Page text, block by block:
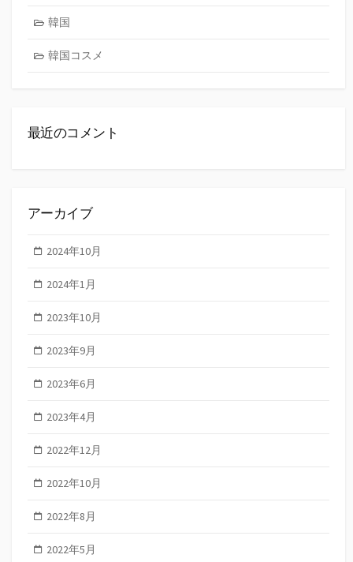
韓国
韓国コスメ
最近のコメント
アーカイブ
2024年10月
2024年1月
2023年10月
2023年9月
2023年6月
2023年4月
2022年12月
2022年10月
2022年8月
2022年5月